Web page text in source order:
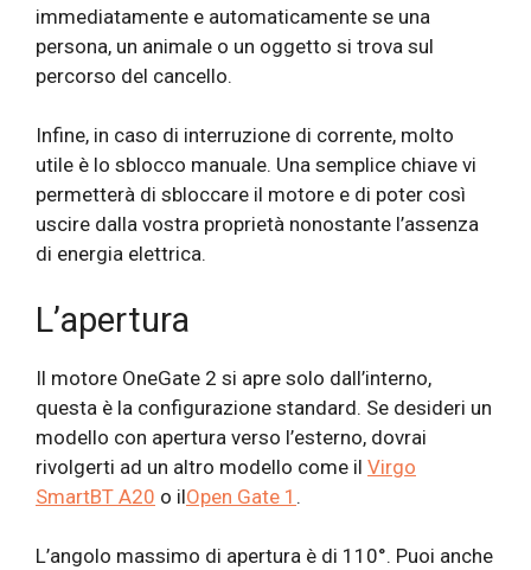
immediatamente e automaticamente se una
persona, un animale o un oggetto si trova sul
percorso del cancello.
Infine, in caso di interruzione di corrente, molto
utile è lo sblocco manuale. Una semplice chiave vi
permetterà di sbloccare il motore e di poter così
uscire dalla vostra proprietà nonostante l’assenza
di energia elettrica.
L’apertura
Il motore OneGate 2 si apre solo dall’interno,
questa è la configurazione standard. Se desideri un
modello con apertura verso l’esterno, dovrai
rivolgerti ad un altro modello come il Virgo
SmartBT A20 o ilOpen Gate 1 .
L’angolo massimo di apertura è di 110°. Puoi anche